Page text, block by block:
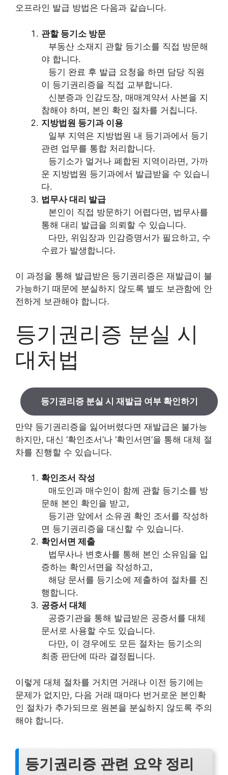
오프라인 발급 방법은 다음과 같습니다.
관할 등기소 방문
부동산 소재지 관할 등기소를 직접 방문해
야 합니다.
등기 완료 후 발급 요청을 하면 담당 직원
이 등기권리증을 직접 교부합니다.
신분증과 인감도장, 매매계약서 사본을 지
참해야 하며, 본인 확인 절차를 거칩니다.
지방법원 등기과 이용
일부 지역은 지방법원 내 등기과에서 등기
관련 업무를 통합 처리합니다.
등기소가 멀거나 폐합된 지역이라면, 가까
운 지방법원 등기과에서 발급받을 수 있습니
다.
법무사 대리 발급
본인이 직접 방문하기 어렵다면, 법무사를
통해 대리 발급을 의뢰할 수 있습니다.
다만, 위임장과 인감증명서가 필요하고, 수
수료가 발생합니다.
이 과정을 통해 발급받은 등기권리증은 재발급이 불
가능하기 때문에 분실하지 않도록 별도 보관함에 안
전하게 보관해야 합니다.
등기권리증 분실 시
대처법
등기권리증 분실 시 재발급 여부 확인하기
만약 등기권리증을 잃어버렸다면 재발급은 불가능
하지만, 대신 ‘확인조서’나 ‘확인서면’을 통해 대체 절
차를 진행할 수 있습니다.
확인조서 작성
매도인과 매수인이 함께 관할 등기소를 방
문해 본인 확인을 받고,
등기관 앞에서 소유권 확인 조서를 작성하
면 등기권리증을 대신할 수 있습니다.
확인서면 제출
법무사나 변호사를 통해 본인 소유임을 입
증하는 확인서면을 작성하고,
해당 문서를 등기소에 제출하여 절차를 진
행합니다.
공증서 대체
공증기관을 통해 발급받은 공증서를 대체
문서로 사용할 수도 있습니다.
다만, 이 경우에도 모든 절차는 등기소의
최종 판단에 따라 결정됩니다.
이렇게 대체 절차를 거치면 거래나 이전 등기에는
문제가 없지만, 다음 거래 때마다 번거로운 본인확
인 절차가 추가되므로 원본을 분실하지 않도록 주의
해야 합니다.
등기권리증 관련 요약 정리